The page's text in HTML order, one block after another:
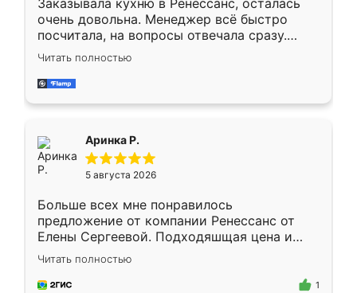
Заказывала кухню в Ренессанс, осталась
очень довольна. Менеджер всё быстро
посчитала, на вопросы отвечала сразу.
Замерщик приехал в субботу, подошёл к
делу со всей ответственностью. Собрали
за день, ребята работали аккуратно, даже
Читать полностью
Аринка Р.
5 августа 2026
Больше всех мне понравилось
предложение от компании Ренессанс от
Елены Сергеевой. Подходяшщая цена и
короткие сроки изготовления. Приехавший
для замера сотрудник Владислав
предложил по моему эскизу самый
Читать полностью
1